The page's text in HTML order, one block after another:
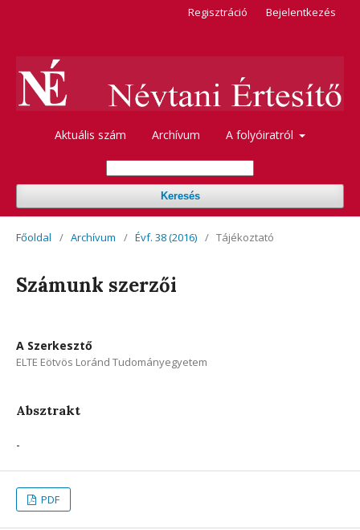
Aktuális szám Archívum A folyóiratról
Keresés
Regisztráció Bejelentkezés
Főoldal / Archívum / Évf. 38 (2016) / Tájékoztató
Számunk szerzői
A Szerkesztő
ELTE Eötvös Loránd Tudományegyetem
Absztrakt
-
PDF